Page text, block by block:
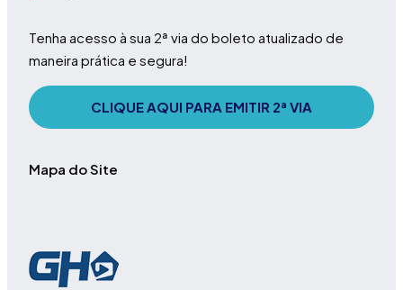
Tenha acesso à sua 2ª via do boleto atualizado de
maneira prática e segura!
CLIQUE AQUI PARA EMITIR 2ª VIA
Mapa do Site